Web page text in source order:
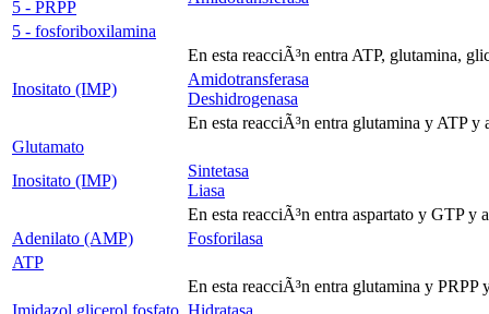
5 - PRPP
5 - fosforiboxilamina
En esta reacciÃ³n entra ATP, glutamina,
Inositato (IMP)
Amidotransferasa
Deshidrogenasa
En esta reacciÃ³n entra glutamina y ATP
Glutamato
Inositato (IMP)
Sintetasa
Liasa
En esta reacciÃ³n entra aspartato y GTP y
Adenilato (AMP)
Fosforilasa
ATP
En esta reacciÃ³n entra glutamina y
Imidazol glicerol fosfato Hidratasa